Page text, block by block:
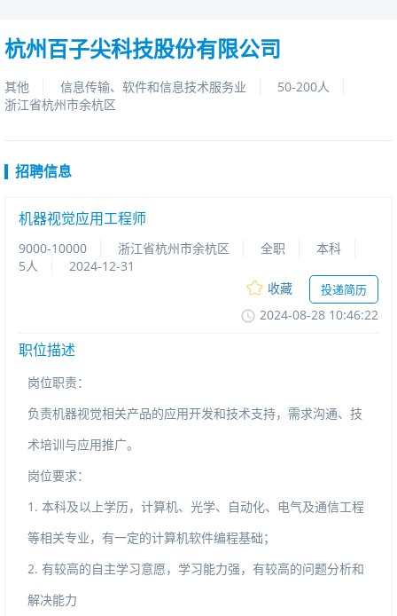
杭州百子尖科技股份有限公司
其他 信息传输、软件和信息技术服务业
50-200人
浙江省杭州市余杭区
招聘信息
机器视觉应用工程师
9000-10000 浙江省杭州市余杭区 全职
本科
5人
2024-12-31
收藏
投递简历
2024-08-2810:46:22
职位描述
岗位职责：
负责机器视觉相关产品的应用开发和技术支持，需求沟通、技
术培训与应用推广。
岗位要求：
1.本科及以上学历，计算机、光学、自动化、电气及通信工程
等相关专业，有一定的计算机软件编程基础；
2.有较高的自主学习意愿，学习能力强，有较高的问题分析和
解决能力